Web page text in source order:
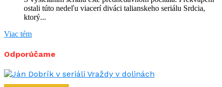
ostali túto nedeľu viacerí diváci talianskeho seriálu Srdcia,
ktorý...
Viac tém
Odporúčame